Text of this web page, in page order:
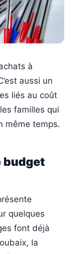
à
aussi un
liés au coût
familles qui
même temps.
budget
quelques
font déjà
la